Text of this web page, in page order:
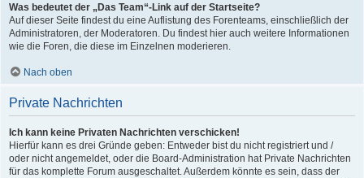
Was bedeutet der „Das Team“-Link auf der Startseite?
Auf dieser Seite findest du eine Auflistung des Forenteams, einschließlich der
Administratoren, der Moderatoren. Du findest hier auch weitere Informationen
wie die Foren, die diese im Einzelnen moderieren.
Nach oben
Private Nachrichten
Ich kann keine Privaten Nachrichten verschicken!
Hierfür kann es drei Gründe geben: Entweder bist du nicht registriert und /
oder nicht angemeldet, oder die Board-Administration hat Private Nachrichten
für das komplette Forum ausgeschaltet. Außerdem könnte es sein, dass der